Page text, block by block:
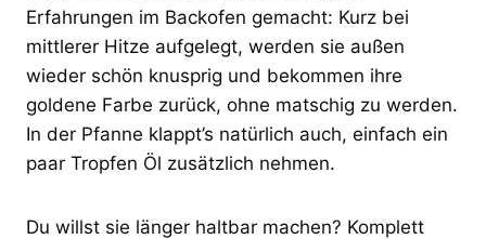
Erfahrungen im Backofen gemacht: Kurz bei
mittlerer Hitze aufgelegt, werden sie außen
wieder schön knusprig und bekommen ihre
goldene Farbe zurück, ohne matschig zu werden.
In der Pfanne klappt’s natürlich auch, einfach ein
paar Tropfen Öl zusätzlich nehmen.
Du willst sie länger haltbar machen? Komplett